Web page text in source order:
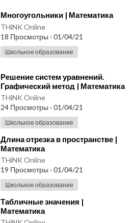
⁣Многоугольники | Математика
THiNK Online
18 Просмотры · 01/04/21
Школьное образование
⁣Решение систем уравнений.
Графический метод | Математика
THiNK Online
24 Просмотры · 01/04/21
Школьное образование
⁣Длина отрезка в пространстве |
Математика
THiNK Online
19 Просмотры · 01/04/21
Школьное образование
⁣Табличные значения |
Математика